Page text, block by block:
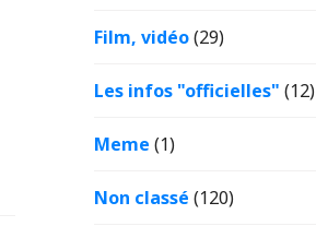
Film, vidéo(29)
Les infos "officielles" (12)
Meme (1)
Non classé (120)